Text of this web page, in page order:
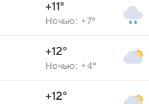
+11°
Ночью: +7°
+12°
Ночью: +4°
+12°